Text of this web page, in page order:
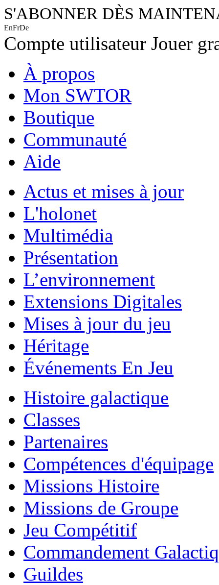
S'ABONNER DÈS
EnFrDe
Compte utilisateur Jouer
À propos
Mon SWTOR
Boutique
Communauté
Aide
Actus et mises à jour
L'holonet
Multimédia
Présentation
L’environnement
Extensions Digitales
Mises à jour du jeu
Héritage
Événements En Jeu
Histoire galactique
Classes
Partenaires
Compétences d'équipage
Missions Histoire
Missions de Groupe
Jeu Compétitif
Commandement
Guildes